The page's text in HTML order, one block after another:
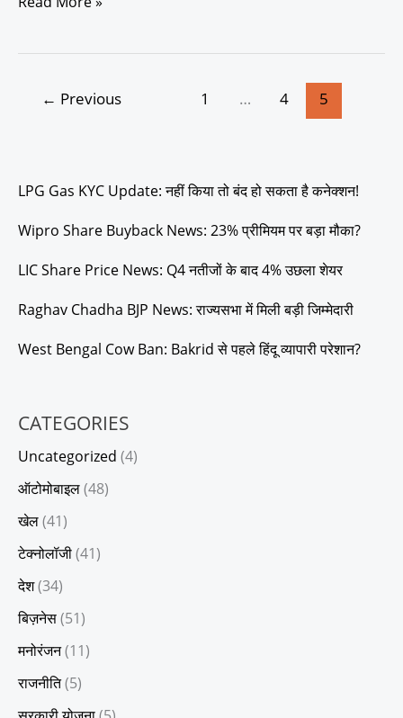
← Previous 1 … 4 5
LPG Gas KYC Update: नहीं किया तो बंद हो सकता है कनेक्शन!
Wipro Share Buyback News: 23% प्रीमियम पर बड़ा मौका?
LIC Share Price News: Q4 नतीजों के बाद 4% उछला शेयर
Raghav Chadha BJP News: राज्यसभा में मिली बड़ी जिम्मेदारी
West Bengal Cow Ban: Bakrid से पहले हिंदू व्यापारी परेशान?
CATEGORIES
Uncategorized (4)
ऑटोमोबाइल(48)
खेल(41)
टेक्नोलॉजी(41)
देश(34)
बिज़नेस(51)
मनोरंजन(11)
राजनीति(5)